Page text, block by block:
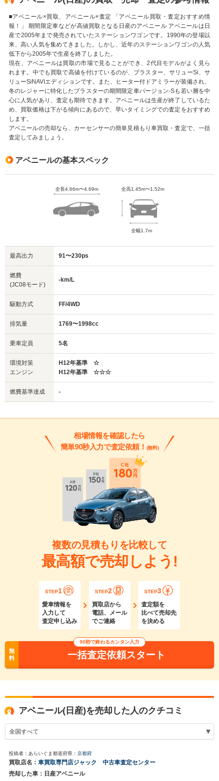
■アベニール×買取、アベニール×査定 「アベニール買取・査定おすすめ情
報！」 期間限定車などが高値買取となる日産のアベニール アベニールは日
産で2005年まで発売されていたステーションワゴンです。1990年の登場以
来、高い人気を集めてきました。しかし、近年のステーションワゴンの人気
低下から2005年で生産を終了しました。
現在、アベニールは買取の市場で見ることができ、2代目モデルがよく見ら
れます。中でも買取で高値を付けているのが、ブラスター、サリューSi、サ
リューSiNAVIエディションです。また、ヒーター付ドアミラーが装備され、
冬のレジャーに特化したブラスターの期間限定車バージョン-Sも若い層を中
心に人気があり、査定も期待できます。アベニールは生産が終了しているた
め、買取価格は下がる傾向にあるので、早いタイミングでの査定をおすすめ
します。
アベニールの売却なら、カーセンサーの簡単見積もり車買取・査定で、一括
査定してみましょう。
アベニールの基本スペック
全長4.66m〜4.69m 全高1.45m〜1.52m
全幅1.7m
最高出力 91〜230ps
燃費
(JC08モード)
-km/L
駆動方式 FF/4WD
排気量 1769〜1998cc
乗車定員 5名
環境対策
エンジン
H12年基準 ☆
H12年基準 ☆☆☆
燃費基準達成 -
相場情報を確認したら
簡単90秒入力で査定依頼！ (無料)
複数の見積もりを比較して
最高額で売却しよう!
STEP1
愛車情報を
入力して
査定申し込み
STEP2
買取店から
電話、メール
でご連絡
STEP3
査定額を
比べて売却先
を決める
無
料
90秒で終わるカンタン入力
一括査定依頼スタート
アベニール(日産)を売却した人のクチコミ
投稿者：あらいぐま都道府県： 京都府
買取店名： 車買取専門店ジャック 中古車査定センター
売却した車：日産アベニール